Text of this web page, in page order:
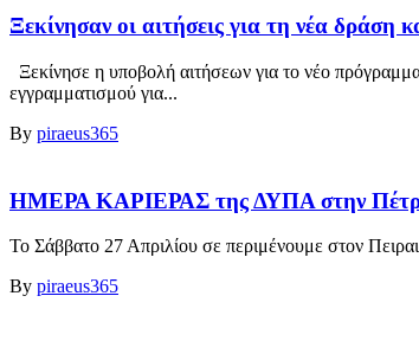
Ξεκίνησαν οι αιτήσεις για τη νέα
Ξεκίνησε η υποβολή αιτήσεων για το νέο
εγγραμματισμού για...
By piraeus365
ΗΜΕΡΑ ΚΑΡΙΕΡΑΣ της ΔΥΠΑ στην
Το Σάββατο 27 Απριλίου σε περιμένουμε στον
By piraeus365